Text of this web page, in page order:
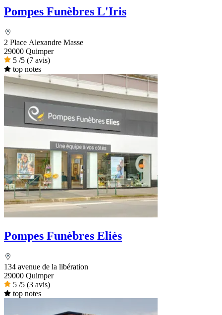
Pompes Funèbres L'Iris
2 Place Alexandre Masse
29000 Quimper
5 /5 (7 avis)
top notes
Pompes Funèbres Eliès
134 avenue de la libération
29000 Quimper
5 /5 (3 avis)
top notes